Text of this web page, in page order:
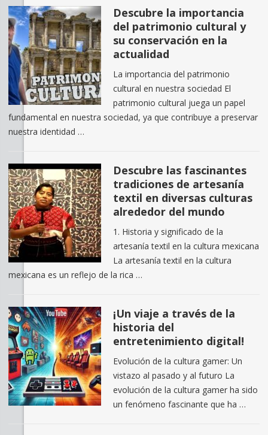
Descubre la importancia
del patrimonio cultural y
su conservación en la
actualidad
La importancia del patrimonio
cultural en nuestra sociedad El
patrimonio cultural juega un papel
fundamental en nuestra sociedad, ya que contribuye a preservar
nuestra identidad …
Descubre las fascinantes
tradiciones de artesanía
textil en diversas culturas
alrededor del mundo
1. Historia y significado de la
artesanía textil en la cultura mexicana
La artesanía textil en la cultura
mexicana es un reflejo de la rica …
¡Un viaje a través de la
historia del
entretenimiento digital!
Evolución de la cultura gamer: Un
vistazo al pasado y al futuro La
evolución de la cultura gamer ha sido
un fenómeno fascinante que ha …